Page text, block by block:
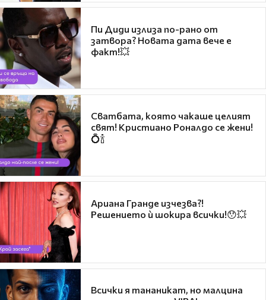
Пи Диди излиза по-рано от
затвора? Новата дата вече е
факт!💥
Сватбата, която чакаше целият
свят! Кристиано Роналдо се жени!
💍🍾
Ариана Гранде изчезва?!
Решението ѝ шокира всички!😯💥
Всички я тананикат, но малцина